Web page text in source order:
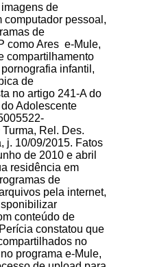
de
computador pessoal,
de
como Ares e-Mule,
compartilhamento
infantil,
de
no artigo 241-A do
Adolescente
Rel. Des.
j. 10/09/2015. Fatos
de 2010 e abril
residência em
de
pela internet,
conteúdo de
constatou que
no
programa e-Mule,